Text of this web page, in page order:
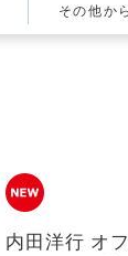
その他か
内田洋行 オ